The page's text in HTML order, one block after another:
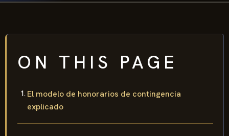
ON THIS PAGE
El modelo de honorarios de contingencia
explicado